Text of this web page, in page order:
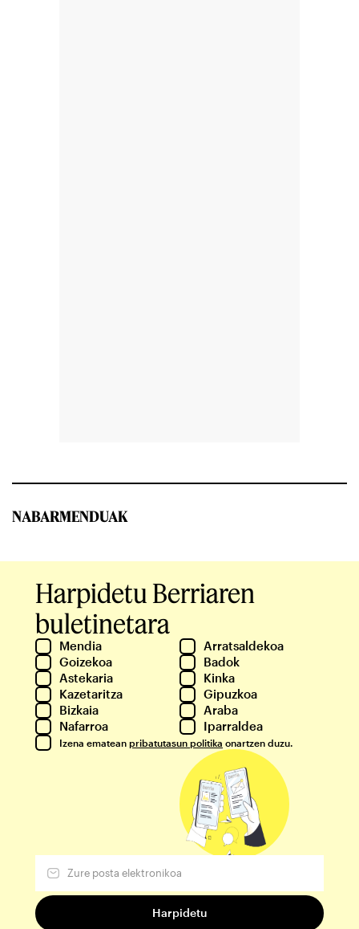
NABARMENDUAK
Harpidetu Berriaren
buletinetara
Mendia
Arratsaldekoa
Goizekoa
Badok
Astekaria
Kinka
Kazetaritza
Gipuzkoa
Bizkaia
Araba
Nafarroa
Iparraldea
Izena ematean pribatutasun politika onartzen duzu.